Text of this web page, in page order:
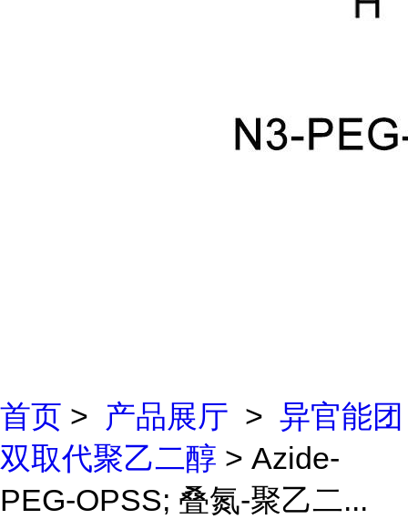
首页 > 产品展厅 > 异官能团
双取代聚乙二醇 > Azide-
PEG-OPSS; 叠氮-聚乙二...